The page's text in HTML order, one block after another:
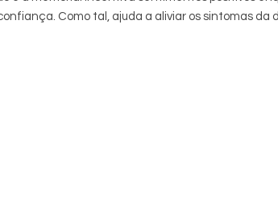
Como tal, ajuda a aliviar os sintomas da